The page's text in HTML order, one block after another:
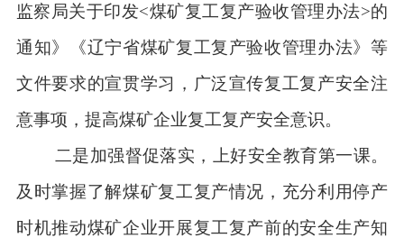
监察局关于印发<煤矿复工复产验收管理办法>的
通知》《辽宁省煤矿复工复产验收管理办法》等
文件要求的宣贯学习，广泛宣传复工复产安全注
意事项，提高煤矿企业复工复产安全意识。
二是加强督促落实，上好安全教育第一课。
及时掌握了解煤矿复工复产情况，充分利用停产
时机推动煤矿企业开展复工复产前的安全生产知